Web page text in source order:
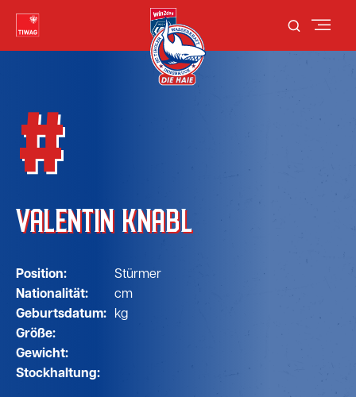
Position:
Nationalität:
Geburtsdatum:
Größe:
Gewicht:
Stockhaltung:
Stürmer
cm
kg
#
VALENTIN KNABL